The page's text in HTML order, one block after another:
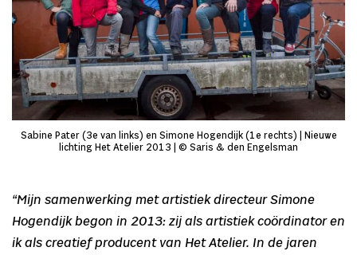
Sabine Pater (3e van links) en Simone Hogendijk (1e rechts) | Nieuwe
lichting Het Atelier 2013 | © Saris & den Engelsman
“Mijn samenwerking met artistiek directeur Simone
Hogendijk begon in 2013: zij als artistiek coördinator en
ik als creatief producent van Het Atelier. In de jaren